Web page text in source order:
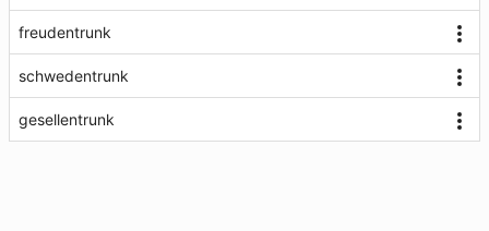
freudentrunk
schwedentrunk
gesellentrunk